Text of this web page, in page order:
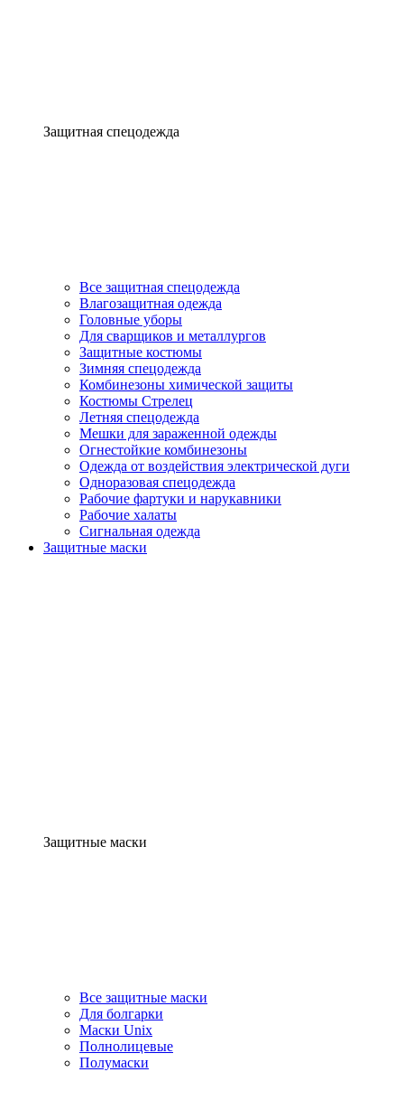
Защитная спецодежда
Все защитная спецодежда
Влагозащитная одежда
Головные уборы
Для сварщиков и металлургов
Защитные костюмы
Зимняя спецодежда
Комбинезоны химической защиты
Костюмы Стрелец
Летняя спецодежда
Мешки для зараженной одежды
Огнестойкие комбинезоны
Одежда от воздействия электрической дуги
Одноразовая спецодежда
Рабочие фартуки и нарукавники
Рабочие халаты
Сигнальная одежда
Защитные маски
Защитные маски
Все защитные маски
Для болгарки
Маски Unix
Полнолицевые
Полумаски